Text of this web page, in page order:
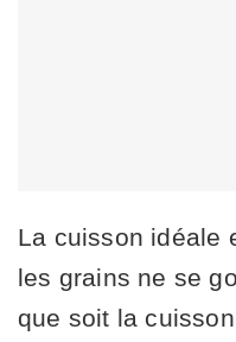
La cuisson idéale
les grains ne se
que soit la